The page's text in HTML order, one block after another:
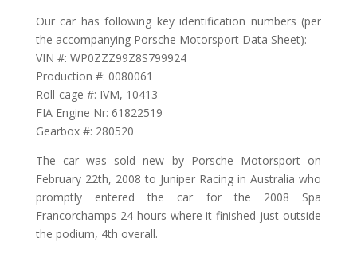
Our car has following key identification numbers (per
the accompanying Porsche Motorsport Data Sheet):
VIN #: WP0ZZZ99Z8S799924
Production #: 0080061
Roll-cage #: IVM, 10413
FIA Engine Nr: 61822519
Gearbox #: 280520
The car was sold new by Porsche Motorsport on
February 22th, 2008 to Juniper Racing in Australia who
promptly entered the car for the 2008 Spa
Francorchamps 24 hours where it finished just outside
the podium, 4th overall.